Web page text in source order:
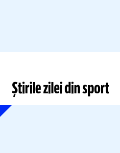
Știrile zilei din sport